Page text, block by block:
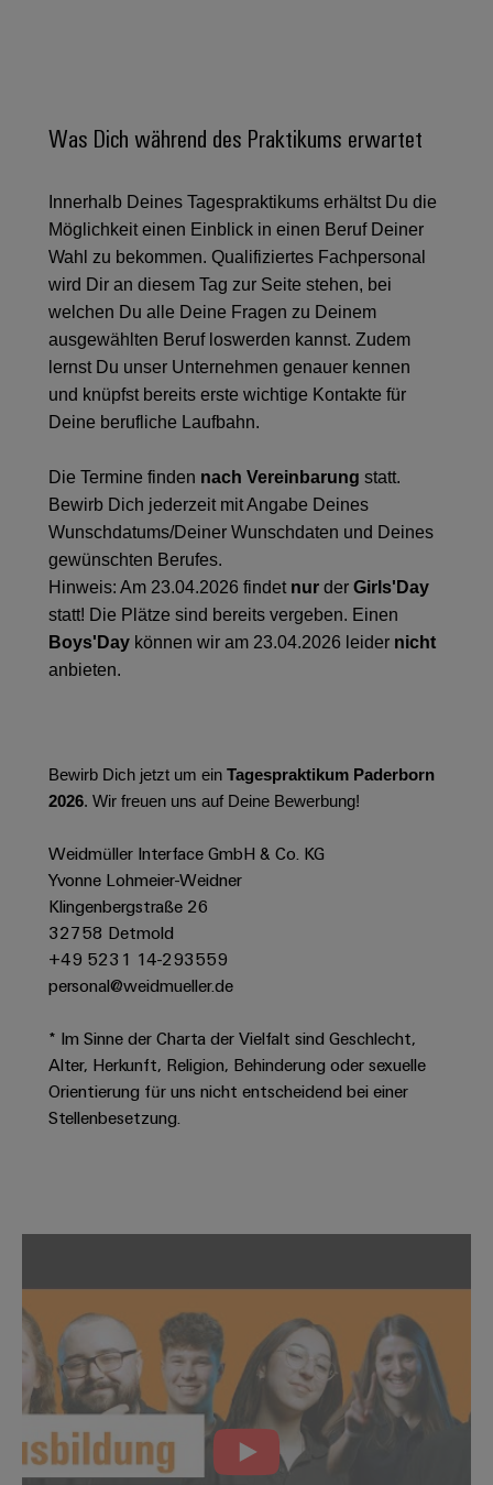
Energieerzeugung
bewährte
Energieerzeugung
Maschinenbau
Lösungen
für
verschiedene
Segmente
der
Maschinen
und
Fabrikautomation
Öl
&
Gas
Sicherer
Betrieb
vernetzten
Lösungen
für
Mehr
Ressourceneffizienz
Schaltschrankbau
Lösungen
für
die
Herausforderungen
im
Schienenfahrzeuge
Moderne
und
digitale
Schiffbau
Umfassende
Verbindungslösungen
für
die
maritime
Industrie
Wasseraufbereitung
Dezentrale
Energiemanagement-
Lösungen
IIoT
&
Automation
Software
Industrial
Industrial
Automation
Industrial
IoT
Industrial
Security
Platform
easyConnect
EZA-
Regler
Gerätehersteller
&
Leiterplattenklemmen
PCB
Connector
Equipment
(OEM)
Überspannungsschutz
PV
Generatoranschlusskasten
Feldbusverteiler
Automatisierung
&
Software
I/O-
Systeme
Industrial
Ethernet
Touch-
Panels
Visualisierungstools
und
Smart
Metering
Weidmüller
Industrial
Remote
Access
&
easyConnect
Werkstatt
&
Zubehör
Daten
Technische
Produktkataloge
Reparatur
und
Ersatzteile
Trainings
Webinare
PSIRT
Digitale
Bestellmöglichkeiten
eShop
EDI-
ALLE
SERVICES
Partner
IIoT
and
Automation
Partner
Netzwerk
IIoT
Automation
Solution
Partner
finden
Solution
Partner
-
Messen
&
Globale
Messen
&
Events
Studienplätze
Veranstaltungen
Aktuelle
Termine
Workshops
für
Schulklassen
Stellenbörse
Chancen in der
Entwicklung
dem Kindel
Unser
neues
Was Dich während des Praktikums erwartet
Innerhalb Deines Tagespraktikums erhältst Du die
Möglichkeit einen Einblick in einen Beruf Deiner
Wahl zu bekommen. Qualifiziertes Fachpersonal
wird Dir an diesem Tag zur Seite stehen, bei
welchen Du alle Deine Fragen zu Deinem
ausgewählten Beruf loswerden kannst. Zudem
lernst Du unser Unternehmen genauer kennen
und knüpfst bereits erste wichtige Kontakte für
Deine berufliche Laufbahn.
Die Termine finden nach Vereinbarung statt.
Bewirb Dich jederzeit mit Angabe Deines
Wunschdatums/Deiner Wunschdaten und Deines
gewünschten Berufes.
Hinweis: Am 23.04.2026 findet nur derGirls'Day
statt! Die Plätze sind bereits vergeben. Einen
Boys'Day können wir am 23.04.2026 leider nicht
anbieten.
Bewirb Dich jetzt um einTagespraktikum Paderborn
2026. Wir freuen uns auf Deine Bewerbung!
Weidmüller Interface GmbH & Co. KG
Yvonne Lohmeier-Weidner
Klingenbergstraße 26
32758 Detmold
+49 5231 14-293559
personal@weidmueller.de
* Im Sinne der Charta der Vielfalt sind Geschlecht,
Alter, Herkunft, Religion, Behinderung oder sexuelle
Orientierung für uns nicht entscheidend bei einer
Stellenbesetzung.